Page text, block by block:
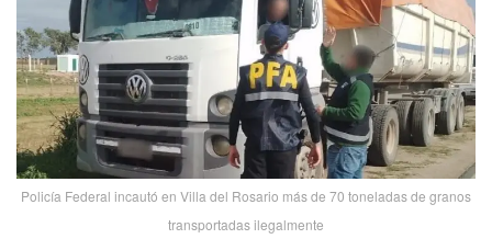
Policía Federal incautó en Villa del Rosario más de 70 toneladas de granos
transportadas ilegalmente